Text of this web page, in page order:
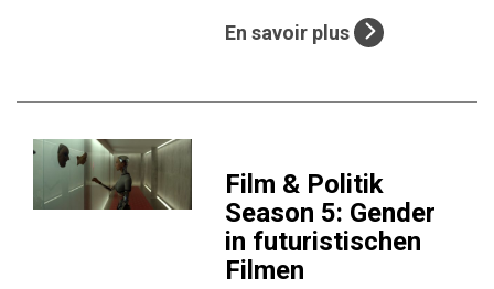
En savoir plus
Film & Politik
Season 5: Gender
in futuristischen
Filmen